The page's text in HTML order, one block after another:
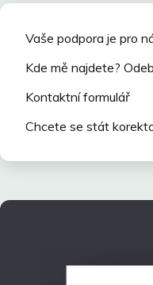
Vaše podpora je pro
Kde mě najdete?
Kontaktní formulář
Chcete se stát